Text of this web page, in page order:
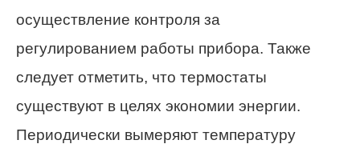
осуществление контроля за
регулированием работы прибора. Также
следует отметить, что термостаты
существуют в целях экономии энергии.
Периодически вымеряют температуру